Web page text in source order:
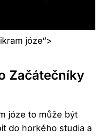
józe“>
Začátečníky
józe to může být
do horkého studia a